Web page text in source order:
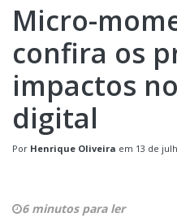
Micro-
confira os
impactos
digital
Por Henrique Oliveira em 13 de
6 minutos para ler